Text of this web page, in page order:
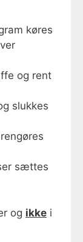
køres
og rent
slukkes
sættes
og ikke i